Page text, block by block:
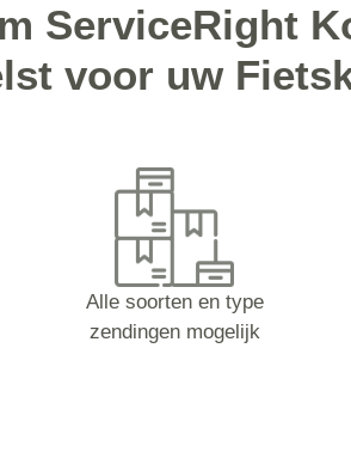
ServiceRight
voor uw
Alle soorten en type
zendingen mogelijk